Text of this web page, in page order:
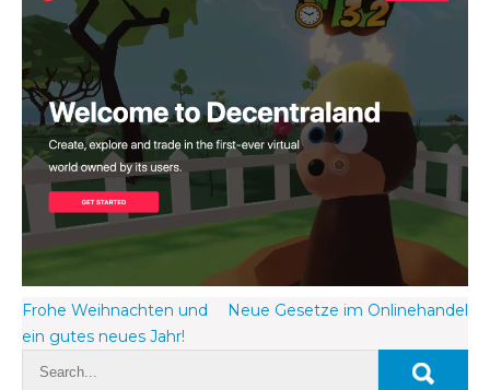
Beitragsnavigation
Frohe Weihnachten und
ein gutes neues Jahr!
Neue Gesetze im Onlinehandel